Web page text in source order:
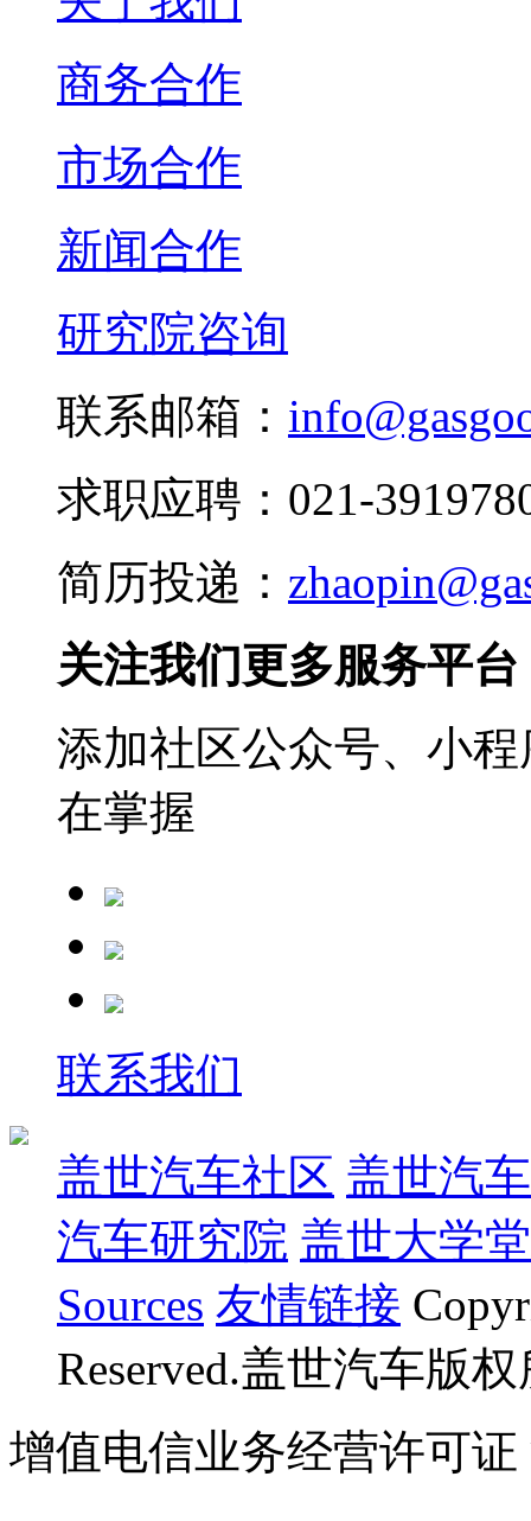
商务合作
市场合作
新闻合作
研究院咨询
联系邮箱：
求职应聘：021-
简历投递：
关注我们更多服务平台
添加社区公众号、小
在掌握
联系我们
盖世汽车社区 盖世汽
汽车研究院 盖世大学堂
Sources 友情链接
Reserved.盖世汽车版
增值电信业务经营许可证